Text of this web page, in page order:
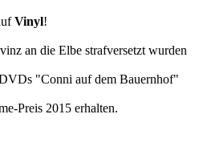
Vinyl!
an die Elbe strafversetzt wurden
"Conni auf dem Bauernhof"
Preis 2015 erhalten.